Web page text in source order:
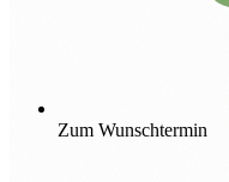
Zum Wunschtermin